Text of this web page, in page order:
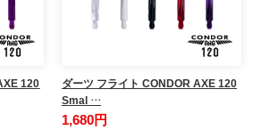
120
ダーツ フライト CONDOR AXE 120
Smal …
1,680円